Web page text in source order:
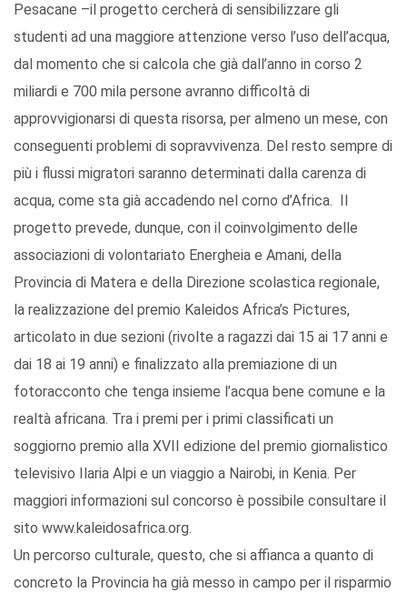
Pesacane –il progetto cercherà di sensibilizzare gli
studenti ad una maggiore attenzione verso l’uso dell’acqua,
dal momento che si calcola che già dall’anno in corso 2
miliardi e 700 mila persone avranno difficoltà di
approvvigionarsi di questa risorsa, per almeno un mese, con
conseguenti problemi di sopravvivenza. Del resto sempre di
più i flussi migratori saranno determinati dalla carenza di
acqua, come sta già accadendo nel corno d’Africa. Il
progetto prevede, dunque, con il coinvolgimento delle
associazioni di volontariato Energheia e Amani, della
Provincia di Matera e della Direzione scolastica regionale,
la realizzazione del premio Kaleidos Africa’s Pictures,
articolato in due sezioni (rivolte a ragazzi dai 15 ai 17 anni e
dai 18 ai 19 anni) e finalizzato alla premiazione di un
fotoracconto che tenga insieme l’acqua bene comune e la
realtà africana. Tra i premi per i primi classificati un
soggiorno premio alla XVII edizione del premio giornalistico
televisivo Ilaria Alpi e un viaggio a Nairobi, in Kenia. Per
maggiori informazioni sul concorso è possibile consultare il
sito www.kaleidosafrica.org.
Un percorso culturale, questo, che si affianca a quanto di
concreto la Provincia ha già messo in campo per il risparmio